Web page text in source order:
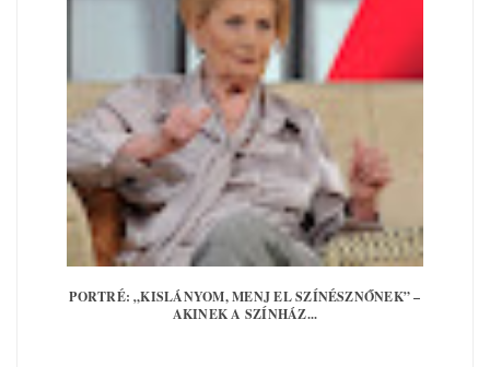
PORTRÉ: „KISLÁNYOM, MENJ EL SZÍNÉSZNŐNEK” –
AKINEK A SZÍNHÁZ...